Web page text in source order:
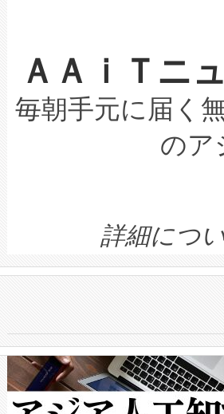
取得できる可能
設には、3億～4
最高経営責任者（
す。「当社の
ームを利用すれ
きます。この効
限を超えて利用
持できるよう貢
ービスレベル契約
テリー性能の劣
念は、現在デー
ます。 Voltaiq
quality and
BESS stack to
centers. Voltaiq
からシステム統合
クルの各段階のデ
[…]
なレーザースポ
な環境下でも豊
キロメートル範囲
LiDAR for
は1535 nmレー
イズの小径化を
す。ノーマルモ
ートル先まで検出
トに対して約600
では、反射率10％
で向上し、最大検
ットだけで最大1
ＡＡｉＴニ
毎朝手元に届く
のア
詳細につ